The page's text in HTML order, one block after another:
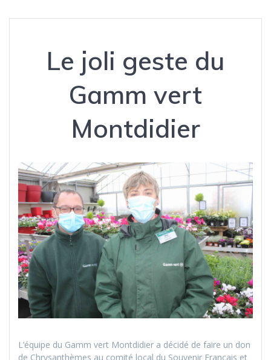
Le joli geste du
Gamm vert
Montdidier
L’équipe du Gamm vert Montdidier a décidé de faire un don
de Chrysanthèmes au comité local du Souvenir Français et